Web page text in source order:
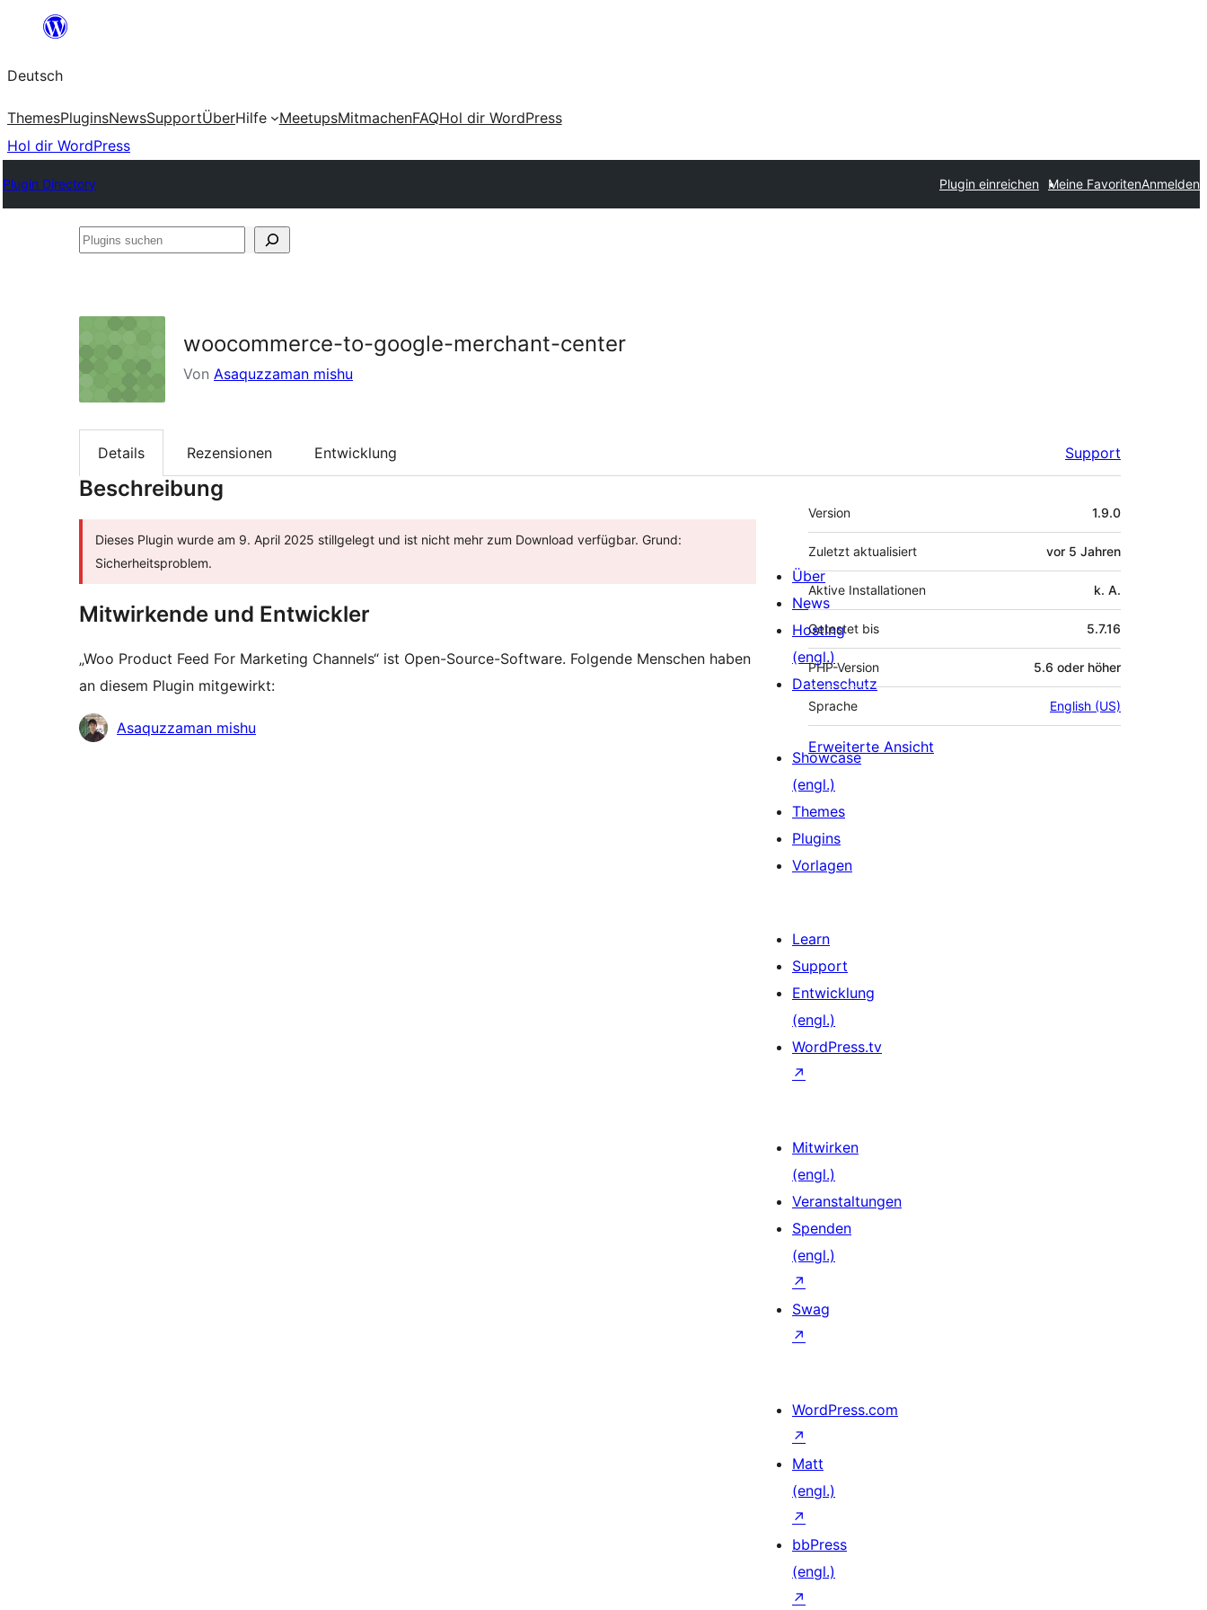
springen
Deutsch
ThemesPluginsNewsSupportÜberHilfe MeetupsMitmachenFAQHol dir WordPress
Hol dir WordPress
Plugin Directory Plugin einreichen Meine FavoritenAnmelden
Plugins
woocommerce-to-google-merchant-center
Von Asaquzzaman mishu
Details Rezensionen Entwicklung Support
Beschreibung
Dieses Plugin wurde am 9. April 2025 stillgelegt und ist nicht mehr zum Download verfügbar. Grund:
Sicherheitsproblem.
Mitwirkende und Entwickler
„Woo Product Feed For Marketing Channels“ ist Open-Source-Software. Folgende Menschen haben
an diesem Plugin mitgewirkt:
Mitwirkende
Asaquzzaman mishu
Meta
Version 1.9.0
Zuletzt aktualisiert vor 5 Jahren
Aktive Installationen k. A.
Getestet bis 5.7.16
PHP-Version 5.6 oder höher
Sprache English (US)
Erweiterte Ansicht
Über
News
Hosting
(engl.)
Datenschutz
Showcase
(engl.)
Themes
Plugins
Vorlagen
Learn
Support
Entwicklung
(engl.)
WordPress.tv
↗
Mitwirken
(engl.)
Veranstaltungen
Spenden
(engl.)
↗
Swag
↗
WordPress.com
↗
Matt
(engl.)
↗
bbPress
(engl.)
↗